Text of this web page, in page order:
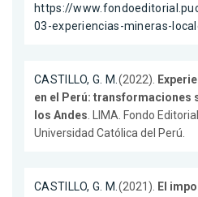
https://
03-experiencias-mineras-
CASTILLO, G. M.(2022).
en el Perú: transformaciones
los Andes. LIMA. Fondo
Universidad Católica del Perú.
CASTILLO, G. M.(2021). El